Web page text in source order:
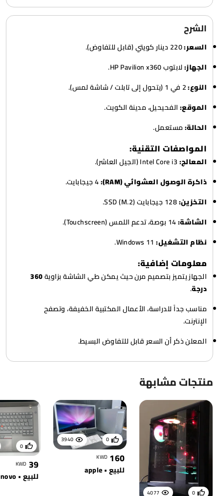
الشرح
السعر:220 دينار كويتي (قابل للتفاوض).
الجهاز:لابتوب HP Pavilion x360.
النوع:2 في 1 (يتحول إلى تابلت / شاشة لمس).
الموقع:الفحيحيل، مدينة الكويت.
الحالة:مستعمل.
المواصفات التقنية:
المعالج:
ذاكرة الوصول العشوائي (RAM):
التخزين:
الشاشة:
نظام التشغيل:Windows 11.
معلومات إضافية:
الجهاز يتميز بتصميم مرن حيث يمكن طي الشاشة بزاوية360
درجة.
مناسب جداً للدراسة، الأعمال المكتبية الخفيفة، وتصفح
الإنترنت.
المعلن ذكر أن السعر قابل للتفاوض البسيط.
منتجات مشابهة
4077 0
3940 0
160
KWD
للبيع • apple
0
39
KWD
للبيع • lenovo